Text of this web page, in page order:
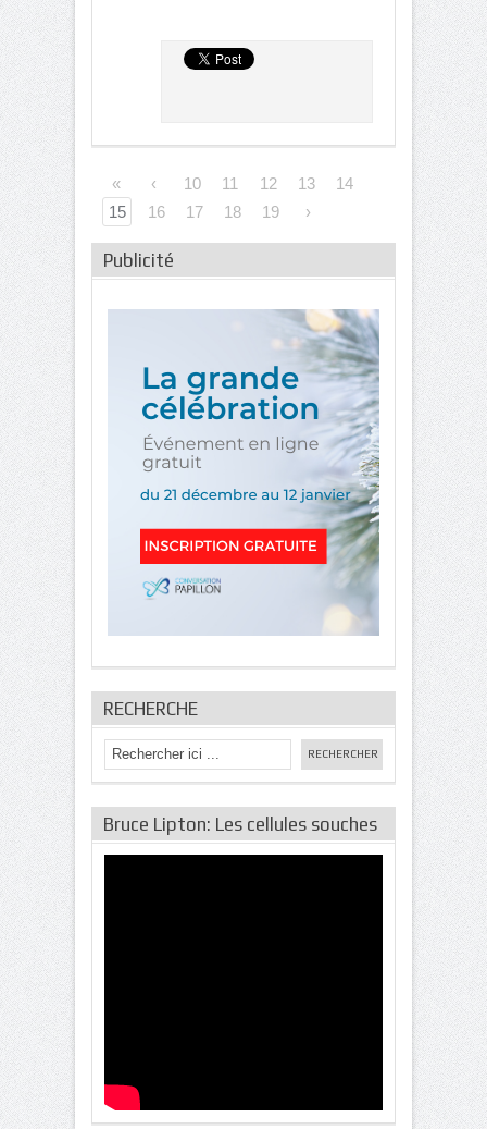
« ‹ 10 11 12 13
14
15
16 17 18 19 ›
Publicité
RECHERCHE
Bruce Lipton: Les cellules souches